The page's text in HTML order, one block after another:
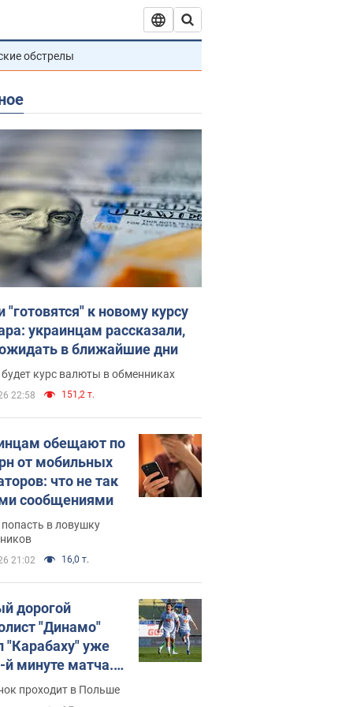
обстрелы
"готовятся" к новому курсу
украинцам рассказали,
в ближайшие дни
курс валюты в обменниках
22:58 151,2 т.
обещают по
от мобильных
что не так
сообщениями
попасть в ловушку
21:02 16,0 т.
дорогой
"Динамо"
"Карабаху" уже
й минуте матча.
проходит в Польше